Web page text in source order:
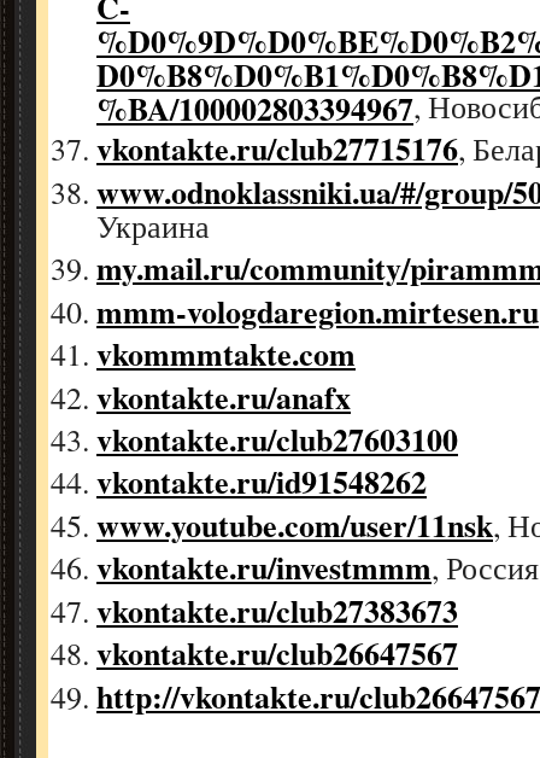
%BA/100002803394967,
vkontakte.ru/club27715176,
www.odnoklassniki.ua/#/group/
Украина
my.mail.ru/community/
mmm-vologdaregion.mirtesen.ru
vkommmtakte.com
vkontakte.ru/anafx
vkontakte.ru/club27603100
vkontakte.ru/id91548262
www.youtube.com/user/11nsk,
vkontakte.ru/investmmm,
vkontakte.ru/club27383673
vkontakte.ru/club26647567
http://vkontakte.ru/club26647567